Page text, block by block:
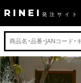
RINEI 発注サイト